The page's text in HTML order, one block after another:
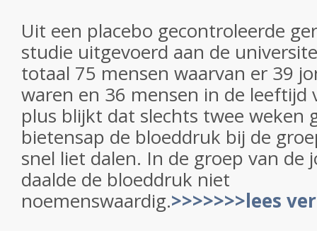
Uit een placebo gecontroleerde
studie uitgevoerd aan de
totaal 75 mensen waarvan er 39
waren en 36 mensen in de leeftijd
plus blijkt dat slechts twee weken
bietensap de bloeddruk bij de
snel liet dalen. In de groep van de
daalde de bloeddruk niet
noemenswaardig.>>>>>>>lees